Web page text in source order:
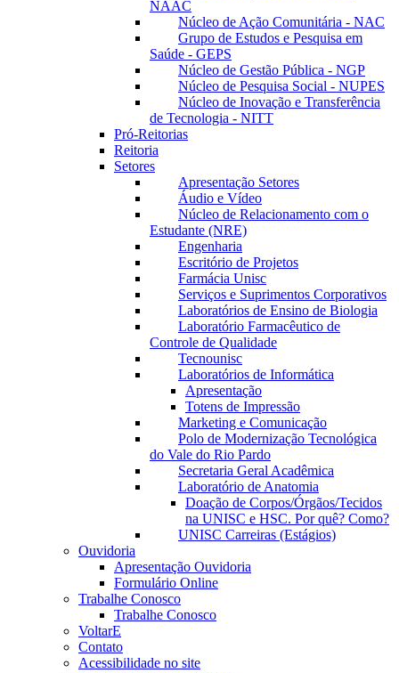
NAAC
Núcleo de Ação Comunitária - NAC
Grupo de Estudos e Pesquisa em
Saúde - GEPS
Núcleo de Gestão Pública - NGP
Núcleo de Pesquisa Social - NUPES
Núcleo de Inovação e Transferência
de Tecnologia - NITT
Pró-Reitorias
Reitoria
Setores
Apresentação Setores
Áudio e Vídeo
Núcleo de Relacionamento com o
Estudante (NRE)
Engenharia
Escritório de Projetos
Farmácia Unisc
Serviços e Suprimentos Corporativos
Laboratórios de Ensino de Biologia
Laboratório Farmacêutico de
Controle de Qualidade
Tecnounisc
Laboratórios de Informática
Apresentação
Totens de Impressão
Marketing e Comunicação
Polo de Modernização Tecnológica
do Vale do Rio Pardo
Secretaria Geral Acadêmica
Laboratório de Anatomia
Doação de Corpos/Órgãos/Tecidos
na UNISC e HSC. Por quê? Como?
UNISC Carreiras (Estágios)
Ouvidoria
Apresentação Ouvidoria
Formulário Online
Trabalhe Conosco
Trabalhe Conosco
VoltarE
Contato
Acessibilidade no site